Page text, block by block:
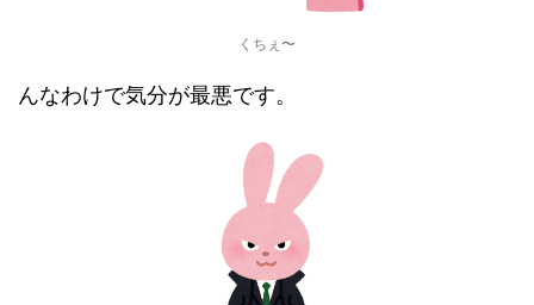
くちぇ〜
んなわけで気分が最悪です。